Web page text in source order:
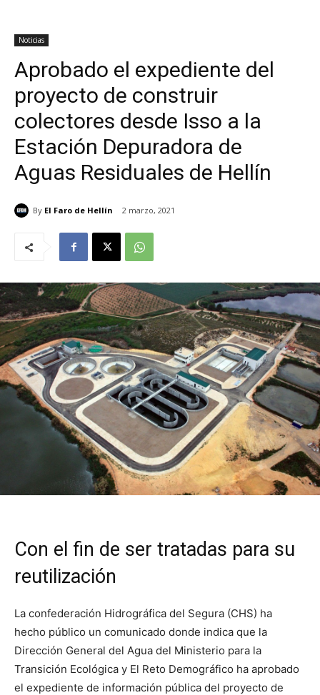
Noticias
Aprobado el expediente del
proyecto de construir
colectores desde Isso a la
Estación Depuradora de
Aguas Residuales de Hellín
By El Faro de Hellín 2 marzo, 2021
Con el fin de ser tratadas para su
reutilización
La confederación Hidrográfica del Segura (CHS) ha
hecho público un comunicado donde indica que la
Dirección General del Agua del Ministerio para la
Transición Ecológica y El Reto Demográfico ha aprobado
el expediente de información pública del proyecto de